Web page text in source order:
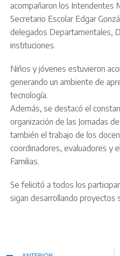
acompañaron los Intendentes
Secretario Escolar Edgar
delegados Departamentales,
instituciones.
Niños y jóvenes estuvieron
generando un ambiente de
tecnología.
Además, se destacó el
organización de las Jornadas
también el trabajo de los
coordinadores, evaluadores y
Familias.
Se felicitó a todos los
sigan desarrollando proyectos